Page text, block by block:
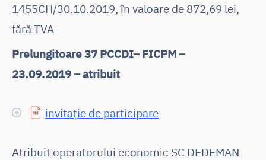
1455CH/30.10.2019, în valoare de 872,69 lei,
fără TVA
Prelungitoare 37 PCCDI– FICPM –
23.09.2019 – atribuit
invitație de participare
Atribuit operatorului economic SC DEDEMAN